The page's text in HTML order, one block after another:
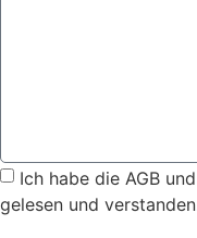
Ich habe die AGB
gelesen und